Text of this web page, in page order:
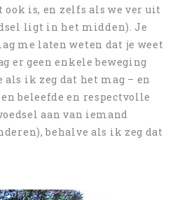
ook is, en zelfs als we ver uit
ligt in het midden). Je
me laten weten dat je weet
er geen enkele beweging
ik zeg dat het mag – en
beleefde en respectvolle
aan van iemand
behalve als ik zeg dat